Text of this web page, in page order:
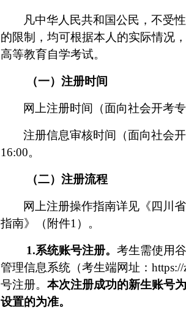
凡中华人民共和国公民，不受
的限制，均可根据本人的实际情况
高等教育自学考试。
（一）注册时间
网上注册时间（面向社会开考
注册信息审核时间（面向社会
16:00。
（二）注册流程
网上注册操作指南详见《四川
指南》（附件1）。
1.系统账号注册。考生需使用
管理信息系统（考生端网址： https://
号注册。 本次注册成功的新生账号
设置的为准。